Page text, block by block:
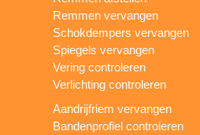
Remmen vervangen
Schokdempers vervangen
Spiegels vervangen
Vering controleren
Verlichting controleren
Aandrijfriem vervangen
Bandenprofiel controleren